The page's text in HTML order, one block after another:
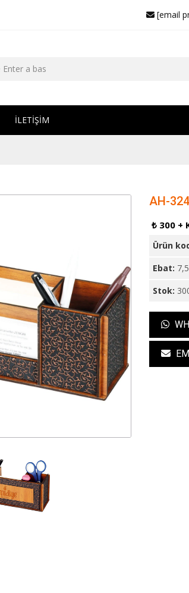
[email
İLETİŞİM
AH-
₺ 300 +
Ürün
Ebat:
Stok: